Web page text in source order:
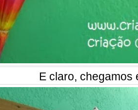
E claro, chegamos